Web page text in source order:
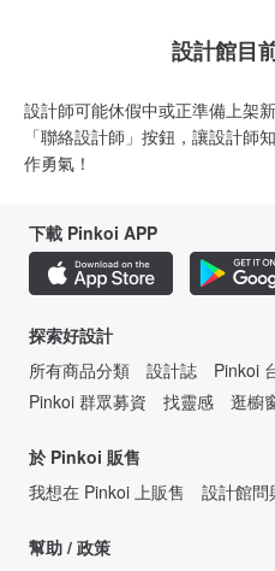
設計館目
設計師可能休假中或正準備上架
「聯絡設計師」按鈕，讓設計師
作勇氣！
下載 Pinkoi APP
探索好設計
所有商品分類
設計誌 Pinkoi
Pinkoi 群眾募資
找靈感 逛櫥
於 Pinkoi 販售
我想在 Pinkoi 上販售
設計館問
幫助 / 政策